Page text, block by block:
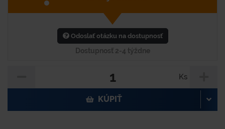
Odoslať otázku na dostupnosť
Dostupnosť 2-4 týždne
Ks
KÚPIŤ